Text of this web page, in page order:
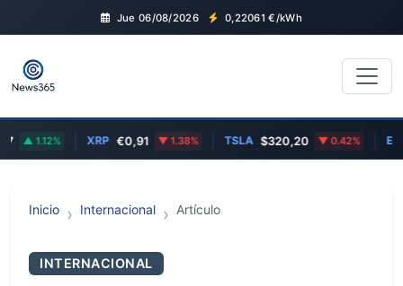
Jue 06/08/2026 0,22061 €/kWh
1.12% €0,91 1.38% TSLA $320,20 0.42% EUR/
Inicio Internacional Artículo
INTERNACIONAL